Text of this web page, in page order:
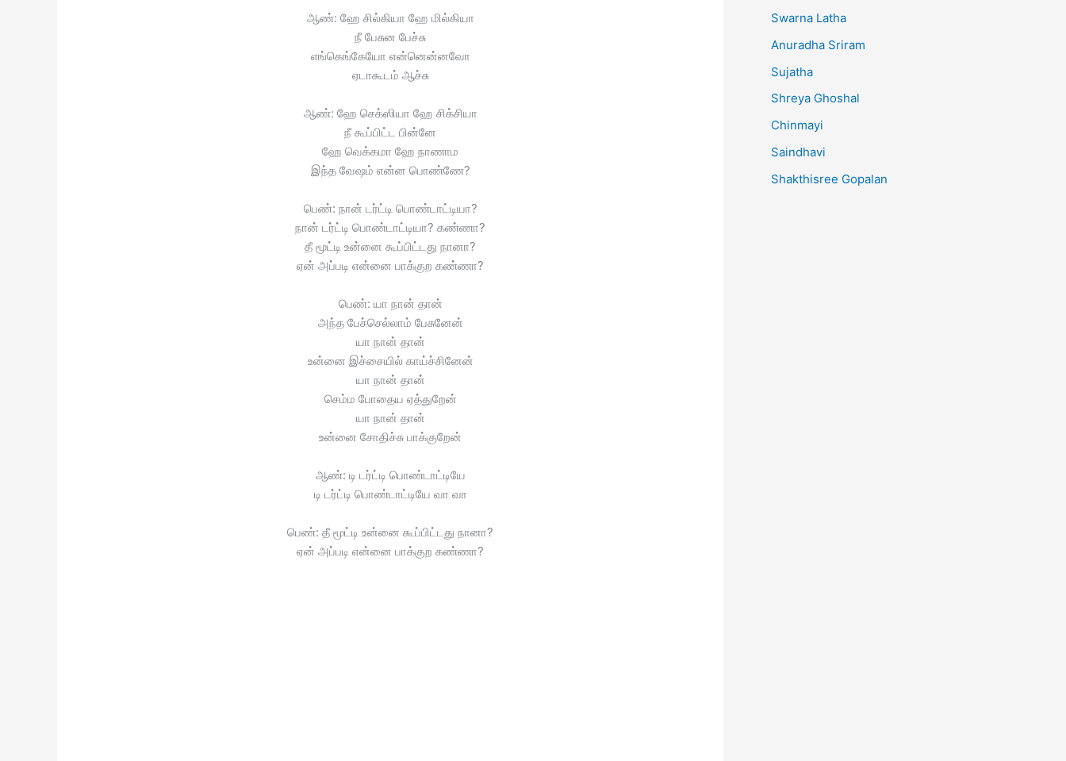
ஆண்: ஹே சில்கியா ஹே மில்கியா
நீ பேசுன பேச்சு
எங்கெங்கேயோ என்னென்னவோ
ஏடாகூடம் ஆச்சு
ஆண்: ஹே செக்ஸியா ஹே சிக்சியா
நீ கூப்பிட்ட பின்னே
ஹே வெக்கமா ஹே நாணாம
இந்த வேஷம் என்ன பொண்ணே?
பெண்: நான் டர்ட்டி பொண்டாட்டியா?
நான் டர்ட்டி பொண்டாட்டியா? கண்ணா?
தீ மூட்டி உன்னை கூப்பிட்டது நானா?
ஏன் அப்படி என்னை பாக்குற கண்ணா?
பெண்: யா நான் தான்
அந்த பேச்செல்லாம் பேசுனேன்
யா நான் தான்
உன்னை இச்சையில் காய்ச்சினேன்
யா நான் தான்
செம்ம போதைய ஏத்துறேன்
யா நான் தான்
உன்னை சோதிச்சு பாக்குறேன்
ஆண்: டி டர்ட்டி பொண்டாட்டியே
டி டர்ட்டி பொண்டாட்டியே வா வா
பெண்: தீ மூட்டி உன்னை கூப்பிட்டது நானா?
ஏன் அப்படி என்னை பாக்குற கண்ணா?
Swarna Latha
Anuradha Sriram
Sujatha
Shreya Ghoshal
Chinmayi
Saindhavi
Shakthisree Gopalan